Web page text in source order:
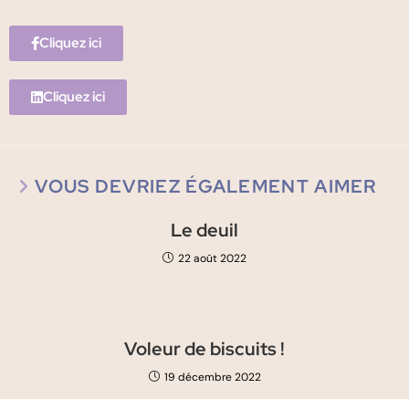
Cliquez ici
Cliquez ici
VOUS DEVRIEZ ÉGALEMENT AIMER
Le deuil
22 août 2022
Voleur de biscuits !
19 décembre 2022